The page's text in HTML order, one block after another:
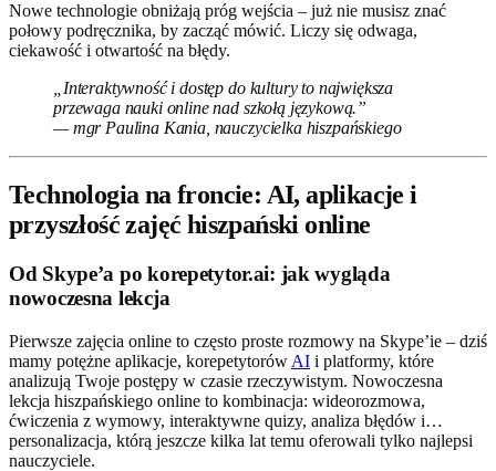
Nowe technologie obniżają próg wejścia – już nie musisz znać
połowy podręcznika, by zacząć mówić. Liczy się odwaga,
ciekawość i otwartość na błędy.
„Interaktywność i dostęp do kultury to największa
przewaga nauki online nad szkołą językową.”
— mgr Paulina Kania, nauczycielka hiszpańskiego
Technologia na froncie: AI, aplikacje i
przyszłość zajęć hiszpański online
Od Skype’a po korepetytor.ai: jak wygląda
nowoczesna lekcja
Pierwsze zajęcia online to często proste rozmowy na Skype’ie – dziś
mamy potężne aplikacje, korepetytorów AI i platformy, które
analizują Twoje postępy w czasie rzeczywistym. Nowoczesna
lekcja hiszpańskiego online to kombinacja: wideorozmowa,
ćwiczenia z wymowy, interaktywne quizy, analiza błędów i…
personalizacja, którą jeszcze kilka lat temu oferowali tylko najlepsi
nauczyciele.